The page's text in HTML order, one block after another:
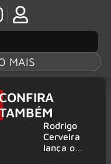
MAIS
CONFIRA
Rodrigo
Cerveira
lança o